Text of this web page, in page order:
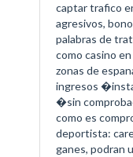
captar trafico
agresivos,
palabras de
como casino
zonas de
ingresos
�sin
como es
deportista:
ganes, podran